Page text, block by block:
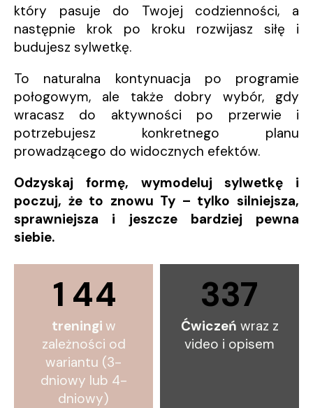
który pasuje do Twojej codzienności, a
następnie krok po kroku rozwijasz siłę i
budujesz sylwetkę.
To naturalna kontynuacja po programie
połogowym, ale także dobry wybór, gdy
wracasz do aktywności po przerwie i
potrzebujesz konkretnego planu
prowadzącego do widocznych efektów.
Odzyskaj formę, wymodeluj sylwetkę i
poczuj, że to znowu Ty – tylko silniejsza,
sprawniejsza i jeszcze bardziej pewna
siebie.
1 44
treningi w
zależności od
wariantu (3-
dniowy lub 4-
dniowy)
337
Ćwiczeń wraz z
video i opisem